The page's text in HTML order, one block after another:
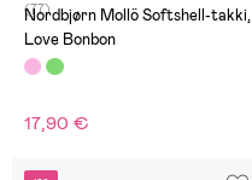
(77)
Nordbjørn Mollö Softshell-takki,
Love Bonbon
17,90 €